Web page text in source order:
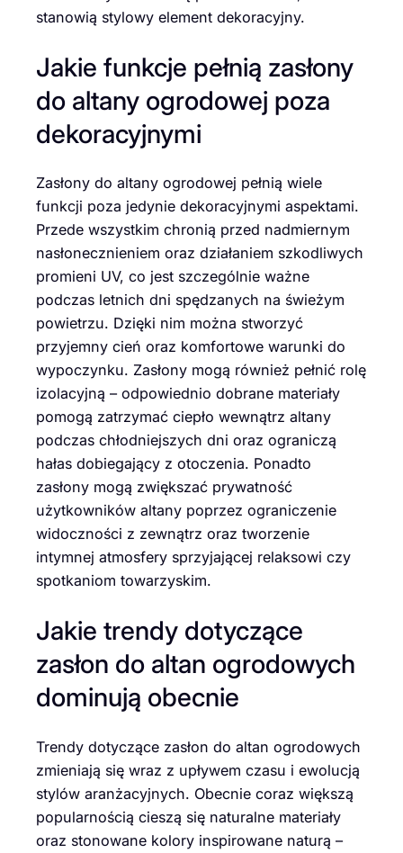
stanowią stylowy element dekoracyjny.
Jakie funkcje pełnią zasłony
do altany ogrodowej poza
dekoracyjnymi
Zasłony do altany ogrodowej pełnią wiele
funkcji poza jedynie dekoracyjnymi aspektami.
Przede wszystkim chronią przed nadmiernym
nasłonecznieniem oraz działaniem szkodliwych
promieni UV, co jest szczególnie ważne
podczas letnich dni spędzanych na świeżym
powietrzu. Dzięki nim można stworzyć
przyjemny cień oraz komfortowe warunki do
wypoczynku. Zasłony mogą również pełnić rolę
izolacyjną – odpowiednio dobrane materiały
pomogą zatrzymać ciepło wewnątrz altany
podczas chłodniejszych dni oraz ograniczą
hałas dobiegający z otoczenia. Ponadto
zasłony mogą zwiększać prywatność
użytkowników altany poprzez ograniczenie
widoczności z zewnątrz oraz tworzenie
intymnej atmosfery sprzyjającej relaksowi czy
spotkaniom towarzyskim.
Jakie trendy dotyczące
zasłon do altan ogrodowych
dominują obecnie
Trendy dotyczące zasłon do altan ogrodowych
zmieniają się wraz z upływem czasu i ewolucją
stylów aranżacyjnych. Obecnie coraz większą
popularnością cieszą się naturalne materiały
oraz stonowane kolory inspirowane naturą –